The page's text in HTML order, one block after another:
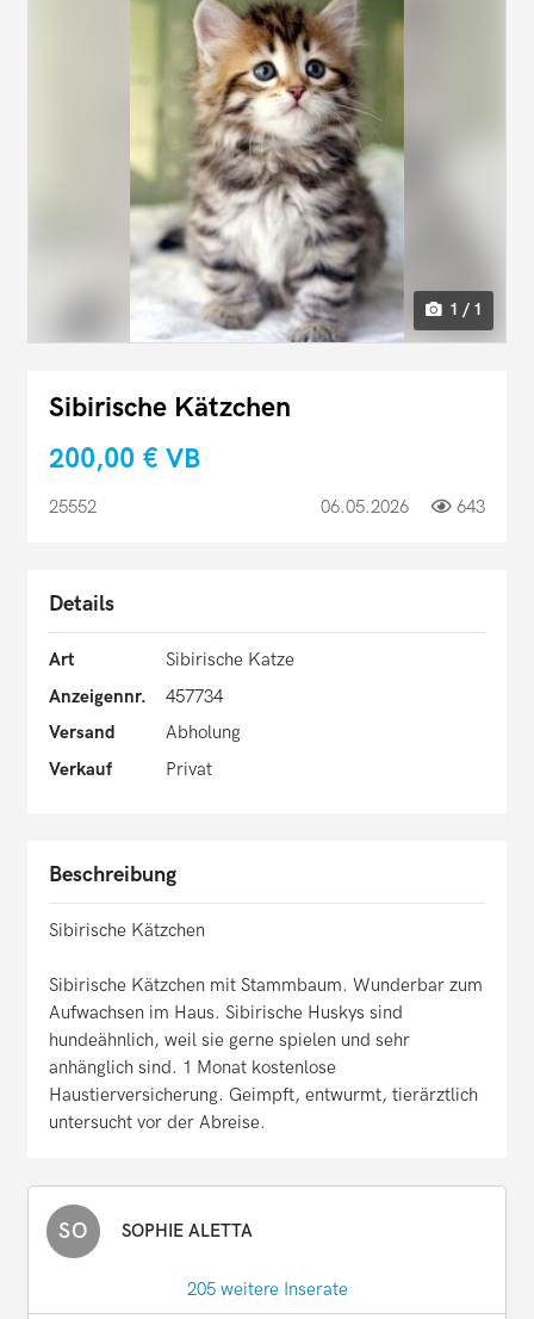
1 / 1
Sibirische Kätzchen
200,00 € VB
25552 06.05.2026 643
Details
Art
Sibirische Katze
Anzeigennr.
457734
Versand
Abholung
Verkauf
Privat
Beschreibung
Sibirische Kätzchen
Sibirische Kätzchen mit Stammbaum. Wunderbar zum
Aufwachsen im Haus. Sibirische Huskys sind
hundeähnlich, weil sie gerne spielen und sehr
anhänglich sind. 1 Monat kostenlose
Haustierversicherung. Geimpft, entwurmt, tierärztlich
untersucht vor der Abreise.
SO SOPHIE ALETTA
205 weitere Inserate